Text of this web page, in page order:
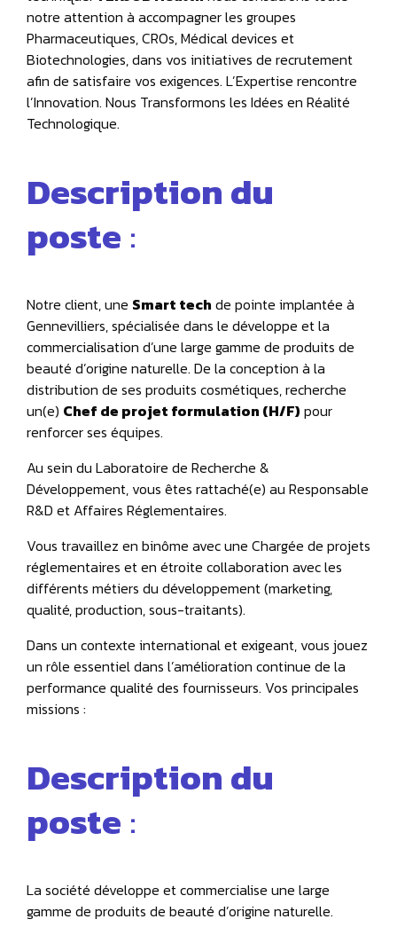
notre attention à accompagner les groupes
Pharmaceutiques, CROs, Médical devices et
Biotechnologies, dans vos initiatives de recrutement
afin de satisfaire vos exigences. L’Expertise rencontre
l’Innovation. Nous Transformons les Idées en Réalité
Technologique.
Description du
poste :
Notre client, une Smart tech de pointe implantée à
Gennevilliers, spécialisée dans le développe et la
commercialisation d’une large gamme de produits de
beauté d’origine naturelle. De la conception à la
distribution de ses produits cosmétiques, recherche
un(e) Chef de projet formulation (H/F) pour
renforcer ses équipes.
Au sein du Laboratoire de Recherche &
Développement, vous êtes rattaché(e) au Responsable
R&D et Affaires Réglementaires.
Vous travaillez en binôme avec une Chargée de projets
réglementaires et en étroite collaboration avec les
différents métiers du développement (marketing,
qualité, production, sous-traitants).
Dans un contexte international et exigeant, vous jouez
un rôle essentiel dans l’amélioration continue de la
performance qualité des fournisseurs. Vos principales
missions :
Description du
poste :
La société développe et commercialise une large
gamme de produits de beauté d’origine naturelle.